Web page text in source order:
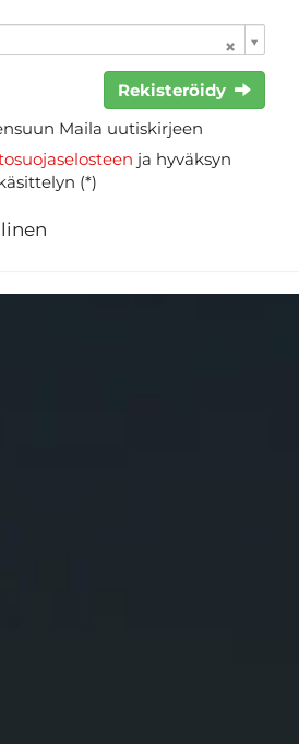
Rekisteröidy
Maila uutiskirjeen
ja hyväksyn
(*)